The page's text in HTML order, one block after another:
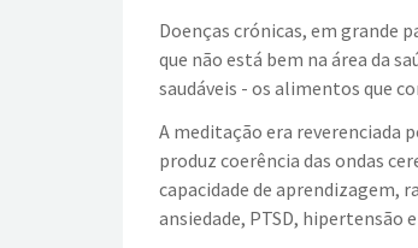
Doenças crónicas, em grande
que não está bem na área da
saudáveis ​​- os alimentos que
A meditação era reverenciada
produz coerência das ondas
capacidade de aprendizagem,
ansiedade, PTSD, hipertensão